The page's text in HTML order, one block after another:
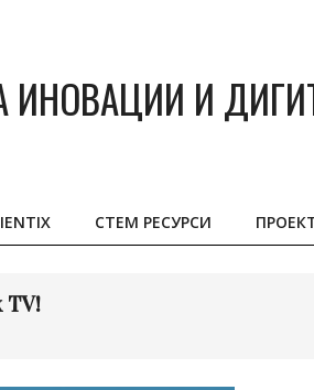
ИНОВАЦИИ И
Primary
СТЕМ РЕСУРСИ
TV!